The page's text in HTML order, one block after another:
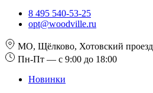
8 495 540-53-25
opt@woodville.ru
МО, Щёлково, Хотовский
Пн-Пт — с 9:00 до 18:00
Новинки